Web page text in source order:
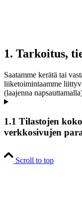
1. Tarkoitus,
Saatamme kerätä tai
liiketoimintaamme
(laajenna
1.1 Tilastojen
verkkosivujen
Scroll to top